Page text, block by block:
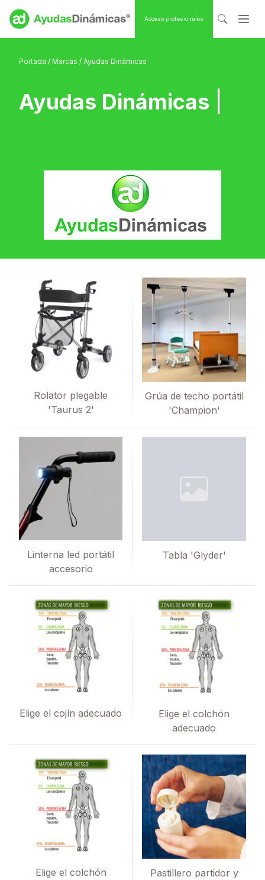
Acceso profesionales
Portada / Marcas / Ayudas Dinámicas
Ayudas Dinámicas
Rolator plegable
'Taurus 2'
Grúa de techo portátil
'Champion'
Linterna led portátil
accesorio
Tabla 'Glyder'
Elige el cojín adecuado
Elige el colchón
adecuado
Elige el colchón
Pastillero partidor y